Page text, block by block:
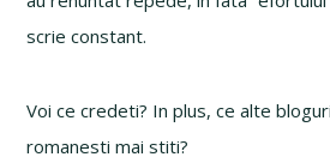
scrie constant.
Voi ce credeti? In plus, ce alte
romanesti mai stiti?